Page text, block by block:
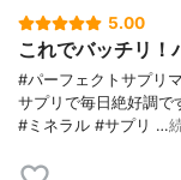
5.00
これでバッチリ！
#パーフェクトサプリ
サプリで毎日絶好調で
#ミネラル #サプリ …